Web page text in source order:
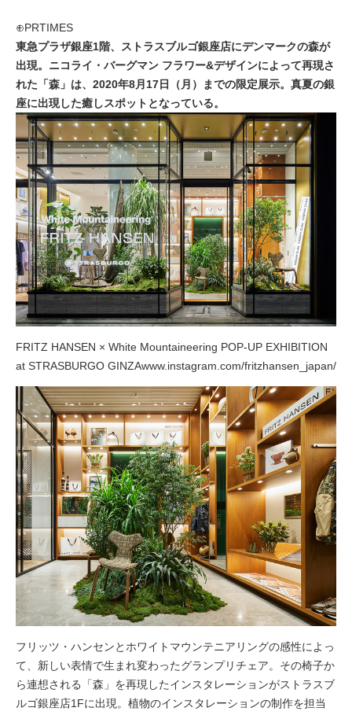
⊕PRTIMES
東急プラザ銀座1階、ストラスブルゴ銀座店にデンマークの森が
出現。ニコライ・バーグマン フラワー&デザインによって再現さ
れた「森」は、2020年8月17日（月）までの限定展示。真夏の銀
座に出現した癒しスポットとなっている。
FRITZ HANSEN × White Mountaineering POP-UP EXHIBITION
at STRASBURGO GINZAwww.instagram.com/fritzhansen_japan/
フリッツ・ハンセンとホワイトマウンテニアリングの感性によっ
て、新しい表情で生まれ変わったグランプリチェア。その椅子か
ら連想される「森」を再現したインスタレーションがストラスブ
ルゴ銀座店1Fに出現。植物のインスタレーションの制作を担当